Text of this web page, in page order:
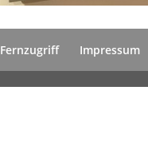
Fernzugriff Impressum